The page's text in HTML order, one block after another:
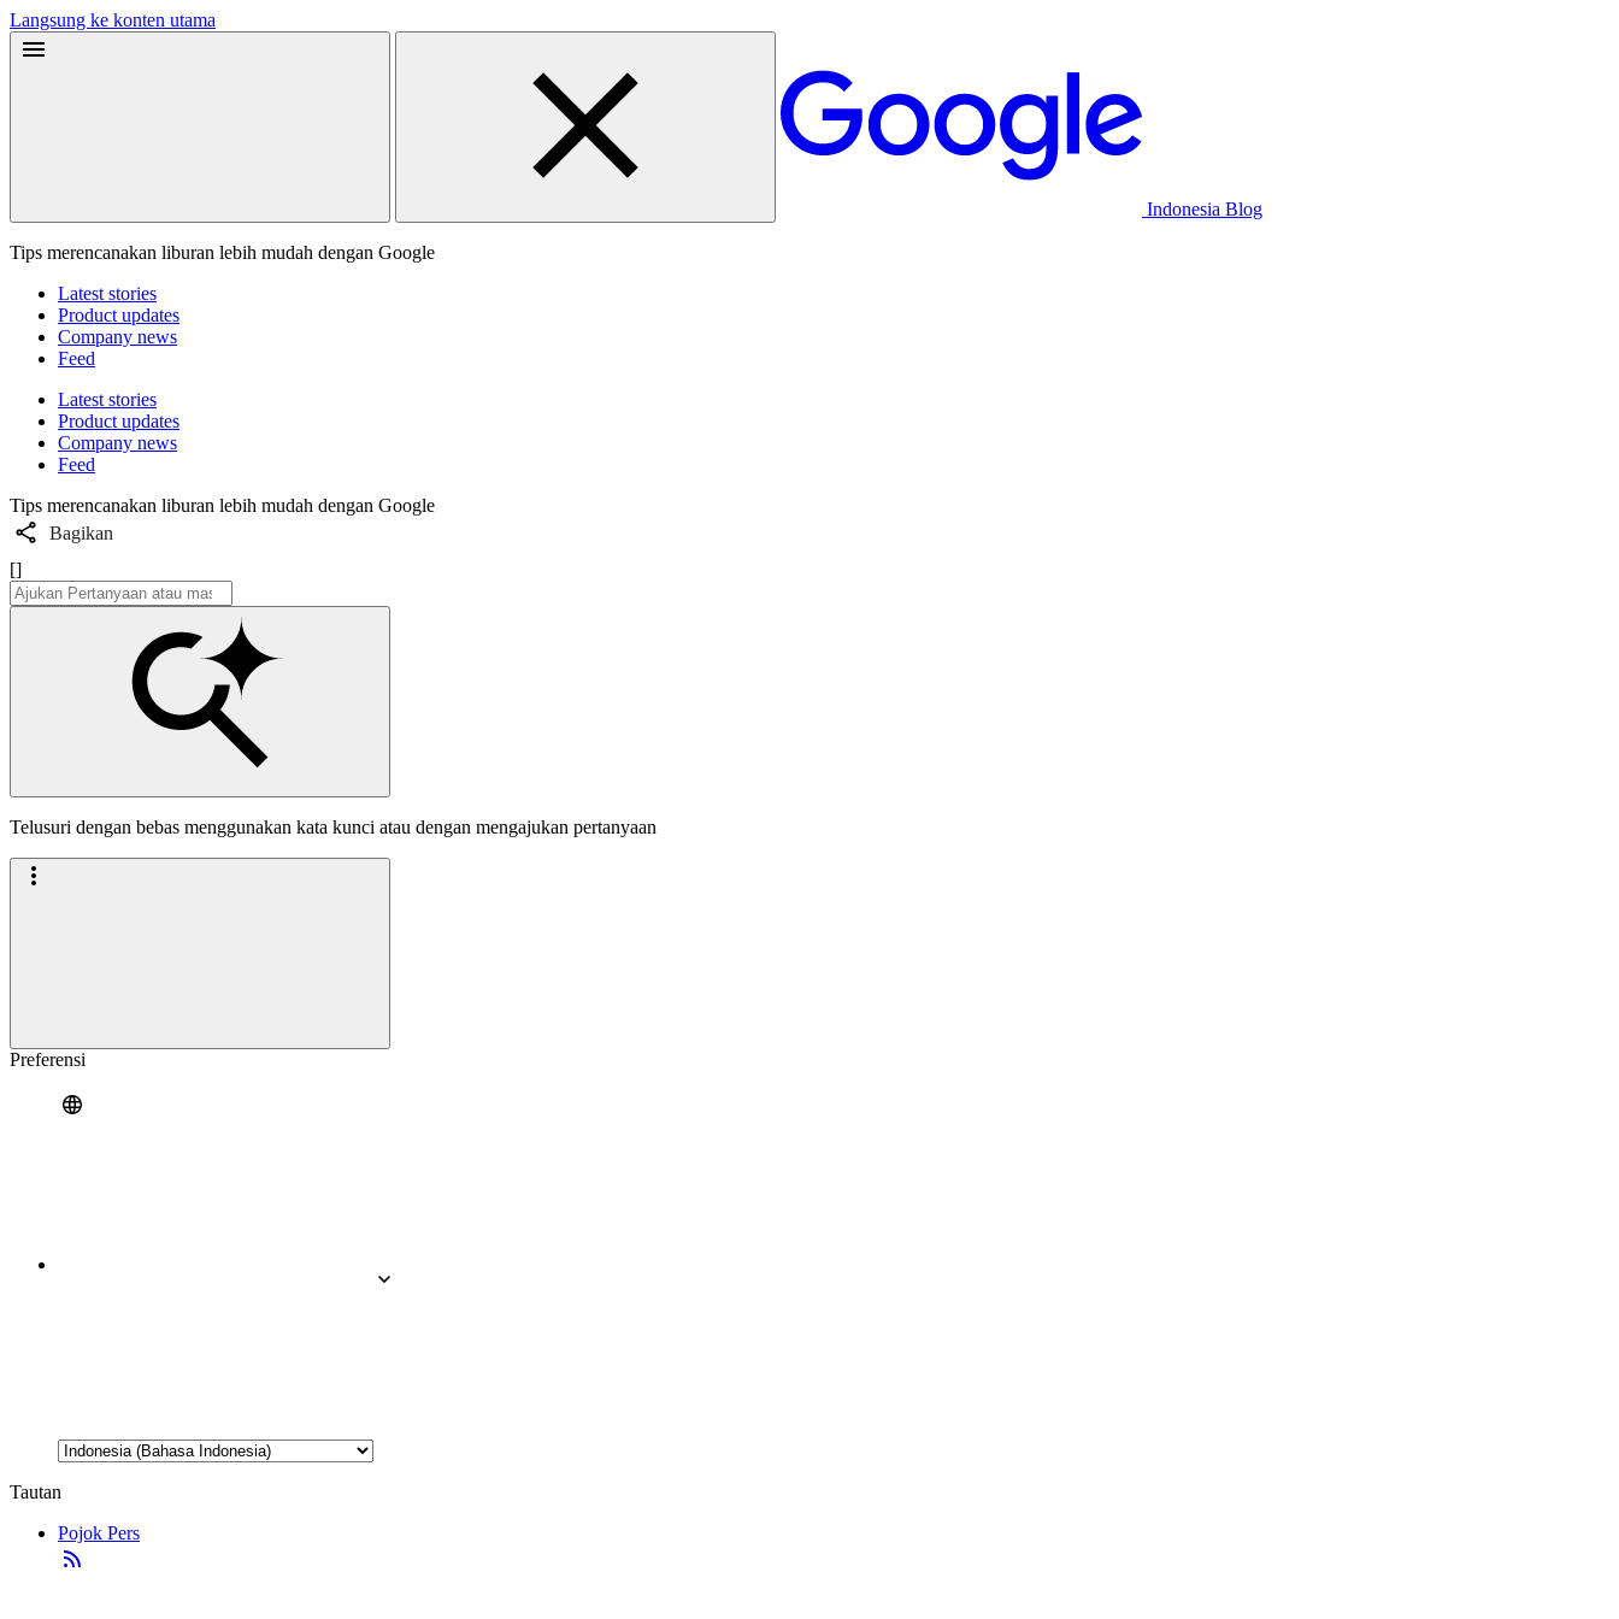
Langsung ke konten utama
Indonesia Blog
Tips merencanakan liburan lebih mudah dengan Google
Latest stories
Product updates
Company news
Feed
Latest stories
Product updates
Company news
Feed
Tips merencanakan liburan lebih mudah dengan Google
Bagikan
[]
Telusuri dengan bebas menggunakan kata kunci atau dengan mengajukan pertanyaan
Preferensi
Tautan
Pojok Pers